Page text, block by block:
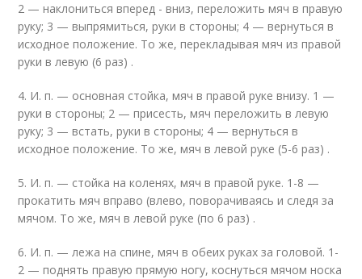
2 — наклониться вперед - вниз, переложить мяч в правую
руку; 3 — выпрямиться, руки в стороны; 4 — вернуться в
исходное положение. То же, перекладывая мяч из правой
руки в левую (6 раз) .
4. И. п. — основная стойка, мяч в правой руке внизу. 1 —
руки в стороны; 2 — присесть, мяч переложить в левую
руку; 3 — встать, руки в стороны; 4 — вернуться в
исходное положение. То же, мяч в левой руке (5-6 раз) .
5. И. п. — стойка на коленях, мяч в правой руке. 1-8 —
прокатить мяч вправо (влево, поворачиваясь и следя за
мячом. То же, мяч в левой руке (по 6 раз) .
6. И. п. — лежа на спине, мяч в обеих руках за головой. 1-
2 — поднять правую прямую ногу, коснуться мячом носка